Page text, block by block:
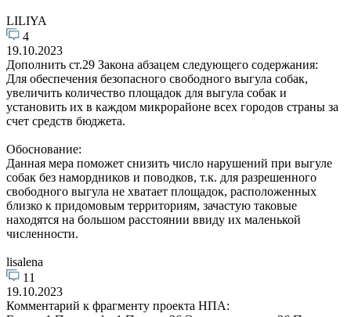
LILIYA
4
19.10.2023
Дополнить ст.29 Закона абзацем следующего содержания:
Для обеспечения безопасного свободного выгула собак,
увеличить количество площадок для выгула собак и
установить их в каждом микрорайоне всех городов страны за
счет средств бюджета.
Обоснование:
Данная мера поможет снизить число нарушений при выгуле
собак без намордников и поводков, т.к. для разрешенного
свободного выгула не хватает площадок, расположенных
близко к придомовым территориям, зачастую таковые
находятся на большом расстоянии ввиду их маленькой
численности.
lisalena
11
19.10.2023
Комментарий к фрагменту проекта НПА: